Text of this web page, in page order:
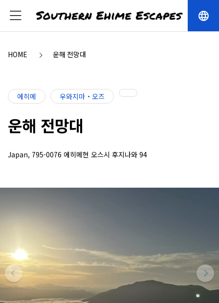
language
HOME 운해 전망대
에히메 우와지마・오즈
운해 전망대
Japan, 795-0076 에히메현 오스시 후지나와 94